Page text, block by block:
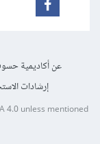
عن أكاديمية
إرشادات
4.0unless mentioned